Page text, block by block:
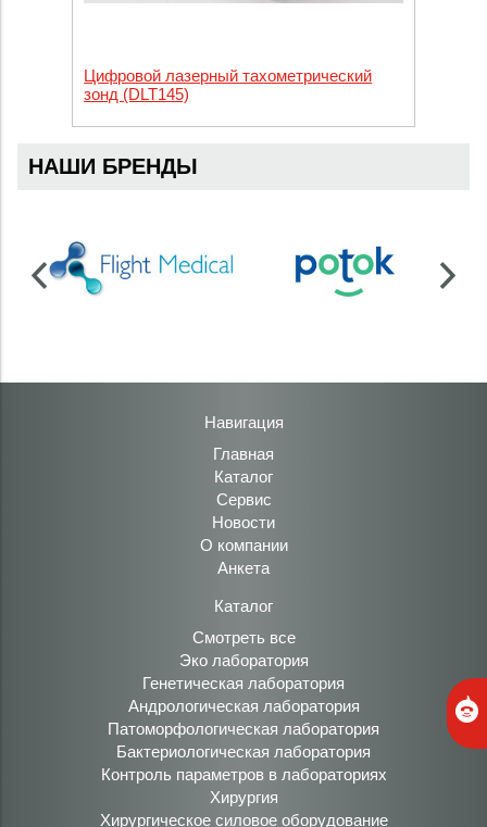
Цифровой лазерный тахометрический
зонд (DLT145)
НАШИ БРЕНДЫ
Навигация
Главная
Каталог
Сервис
Новости
О компании
Анкета
Каталог
Смотреть все
Эко лаборатория
Генетическая лаборатория
Андрологическая лаборатория
Патоморфологическая лаборатория
Бактериологическая лаборатория
Контроль параметров в лабораториях
Хирургия
Хирургическое силовое оборудование